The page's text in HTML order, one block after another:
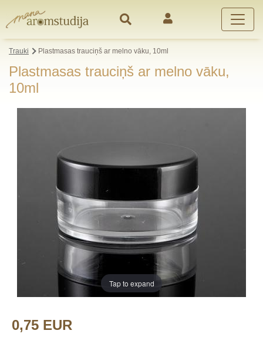
Trauki Plastmasas trauciņš ar melno vāku, 10ml
Plastmasas trauciņš ar melno vāku,
10ml
Tap to expand
0,75 EUR